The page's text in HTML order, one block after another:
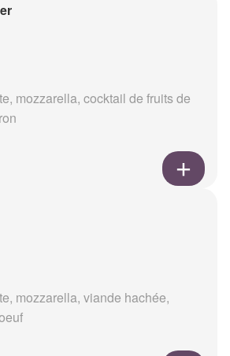
mozzarella, cocktail de fruits de
mozzarella, viande hachée,